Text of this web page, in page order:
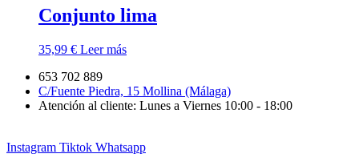
Conjunto lima
35,99 € Leer más
653 702 889
C/Fuente Piedra, 15 Mollina (Málaga)
Atención al cliente: Lunes a Viernes 10:00 - 18:00
Instagram Tiktok Whatsapp